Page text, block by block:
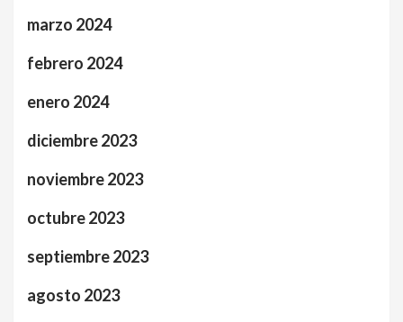
marzo 2024
febrero 2024
enero 2024
diciembre 2023
noviembre 2023
octubre 2023
septiembre 2023
agosto 2023